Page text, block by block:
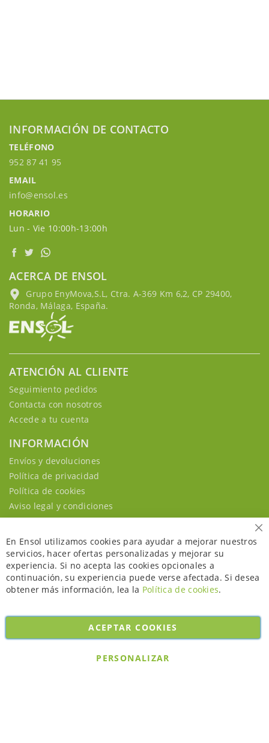
INFORMACIÓN DE CONTACTO
TELÉFONO
952 87 41 95
EMAIL
info@ensol.es
HORARIO
Lun - Vie 10:00h-13:00h
ACERCA DE ENSOL
Grupo EnyMova,S.L, Ctra. A-369 Km 6,2, CP 29400,
Ronda, Málaga, España.
ATENCIÓN AL CLIENTE
Seguimiento pedidos
Contacta con nosotros
Accede a tu cuenta
INFORMACIÓN
Envíos y devoluciones
Política de privacidad
Política de cookies
Aviso legal y condiciones
Copyright © 2026. All rights reserved. Powered byBobaly Partners.
En Ensol utilizamos cookies para ayudar a mejorar nuestros
servicios, hacer ofertas personalizadas y mejorar su
experiencia. Si no acepta las cookies opcionales a
continuación, su experiencia puede verse afectada. Si desea
obtener más información, lea la Política de cookies.
ACEPTAR COOKIES
PERSONALIZAR